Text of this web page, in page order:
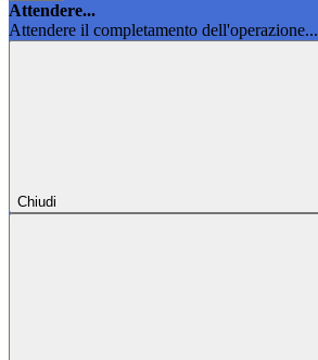
Attendere...
Attendere il completamento dell'operazione...
Chiudi